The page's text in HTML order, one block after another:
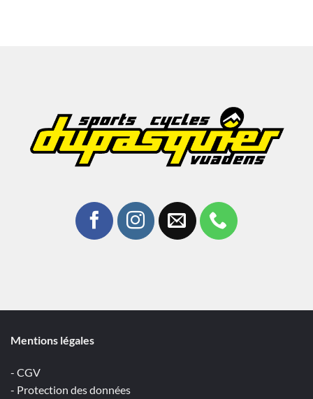
Mentions légales
- CGV
- Protection des données